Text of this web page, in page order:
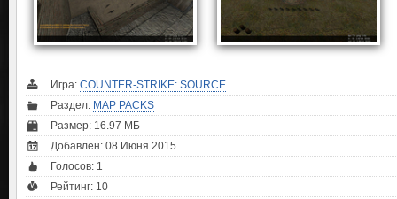
Игра: COUNTER-STRIKE: SOURCE
Раздел: MAP PACKS
Размер: 16.97 МБ
Добавлен: 08 Июня 2015
Голосов: 1
Рейтинг: 10